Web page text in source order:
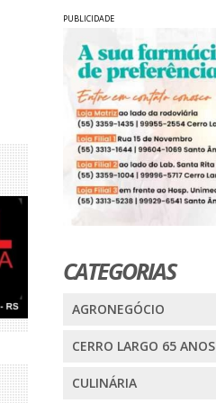
PUBLICIDADE
CATEGORIAS
AGRONEGÓCIO
CERRO LARGO 65 ANOS
CULINÁRIA